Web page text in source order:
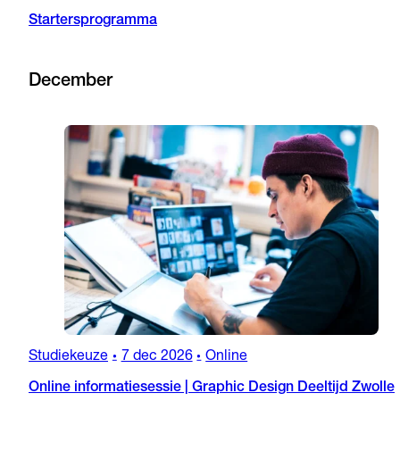
Startersprogramma
December
Studiekeuze • 7 dec 2026 • Online
Online informatiesessie | Graphic Design Deeltijd Zwolle